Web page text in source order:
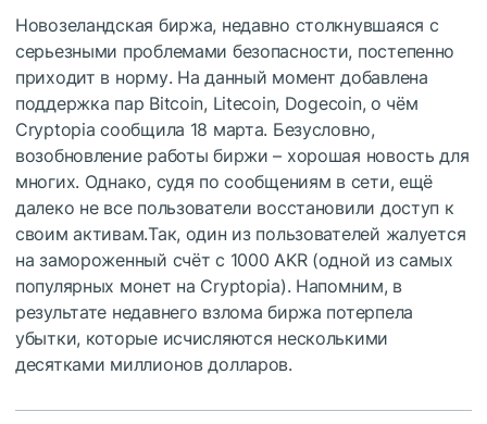
Новозеландская биржа, недавно столкнувшаяся с
серьезными проблемами безопасности, постепенно
приходит в норму. На данный момент добавлена ​​
поддержка пар Bitcoin, Litecoin, Dogecoin, о чём
Cryptopia сообщила 18 марта. Безусловно,
возобновление работы биржи – хорошая новость для
многих. Однако, судя по сообщениям в сети, ещё
далеко не все пользователи восстановили доступ к
своим активам.Так, один из пользователей жалуется
на замороженный счёт с 1000 AKR (одной из самых
популярных монет на Cryptopia). Напомним, в
результате недавнего взлома биржа потерпела
убытки, которые исчисляются несколькими
десятками миллионов долларов.